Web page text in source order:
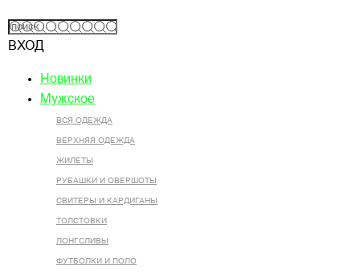
ВХОД
Новинки
Мужское
ВСЯ ОДЕЖДА
ВЕРХНЯЯ ОДЕЖДА
ЖИЛЕТЫ
РУБАШКИ И ОВЕРШОТЫ
СВИТЕРЫ И КАРДИГАНЫ
ТОЛСТОВКИ
ЛОНГСЛИВЫ
ФУТБОЛКИ И ПОЛО